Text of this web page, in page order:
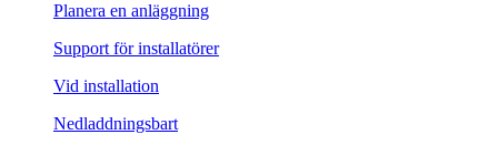
Planera en anläggning
Support för installatörer
Vid installation
Nedladdningsbart